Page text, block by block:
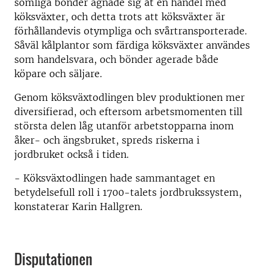
somliga bönder ägnade sig åt en handel med
köksväxter, och detta trots att köksväxter är
förhållandevis otympliga och svårtransporterade.
Såväl kålplantor som färdiga köksväxter användes
som handelsvara, och bönder agerade både
köpare och säljare.
Genom köksväxtodlingen blev produktionen mer
diversifierad, och eftersom arbetsmomenten till
största delen låg utanför arbetstopparna inom
åker- och ängsbruket, spreds riskerna i
jordbruket också i tiden.
- Köksväxtodlingen hade sammantaget en
betydelsefull roll i 1700-talets jordbrukssystem,
konstaterar Karin Hallgren.
Disputationen